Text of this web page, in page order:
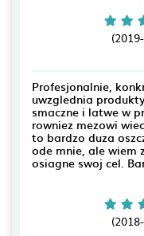
Profesjonalnie,
uwzglednia
smaczne i latwe w
rowniez mezowi
to bardzo duza
ode mnie, ale wiem
osiagne swoj cel.